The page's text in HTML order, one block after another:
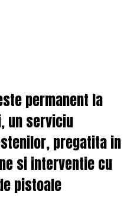
permanent la
un serviciu
pregatita in
si interventie cu
pistoale